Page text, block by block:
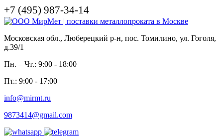
+7 (495) 987-34-14
Московская обл., Люберецкий р-н, пос. Томилино, ул. Гоголя,
д.39/1
Пн. – Чт.: 9:00 - 18:00
Пт.: 9:00 - 17:00
info@mirmt.ru
9873414@gmail.com